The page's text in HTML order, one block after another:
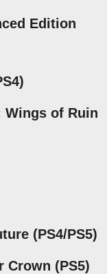
Edition
Wings of Ruin
(PS4/PS5)
Crown (PS5)